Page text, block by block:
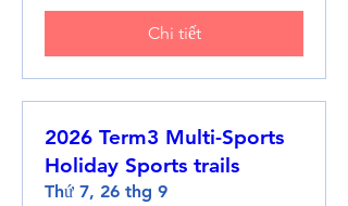
Chi tiết
2026 Term3 Multi-Sports
Holiday Sports trails
Thứ 7, 26 thg 9